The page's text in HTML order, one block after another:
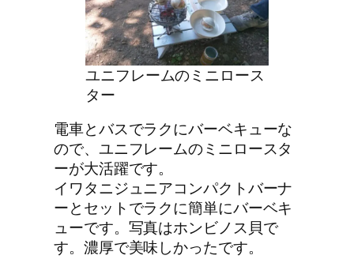
ユニフレームのミニロース
ター
電車とバスでラクにバーベキューな
ので、ユニフレームのミニロースタ
ーが大活躍です。
イワタニジュニアコンパクトバーナ
ーとセットでラクに簡単にバーベキ
ューです。写真はホンビノス貝で
す。濃厚で美味しかったです。